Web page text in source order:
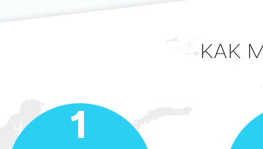
КАК
1